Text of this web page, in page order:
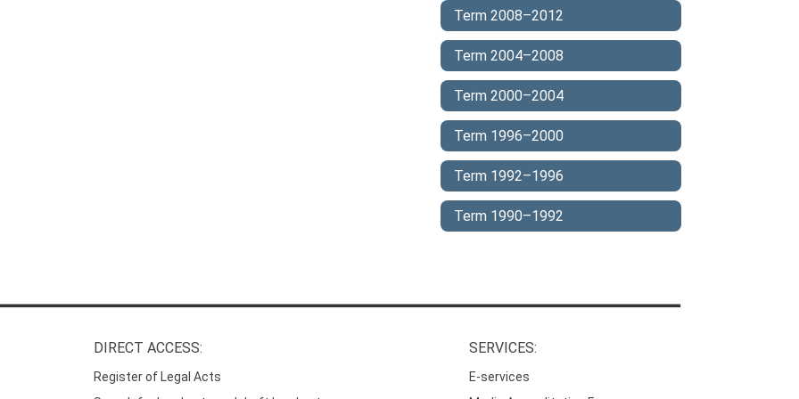
Term 2008–2012
Term 2004–2008
Term 2000–2004
Term 1996–2000
Term 1992–1996
Term 1990–1992
DIRECT ACCESS:
Register of Legal Acts
SERVICES:
E-services